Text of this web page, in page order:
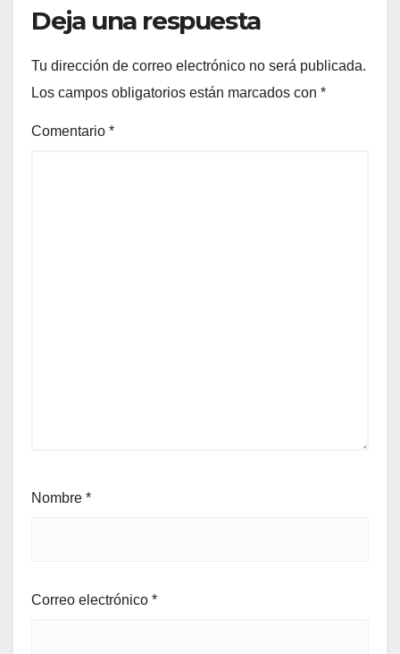
Deja una respuesta
Tu dirección de correo electrónico no será publicada.
Los campos obligatorios están marcados con *
Comentario *
Nombre *
Correo electrónico *